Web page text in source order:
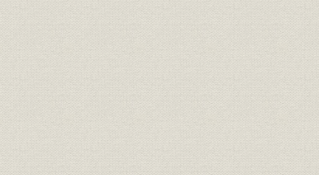
2. 役職から職能資格へ
3. 管理職に先行実施、社長も研修
4. 難航した一般職員の評価づくり
5. 組合、75%の高率で可決
第2節 新年金制度
1. 大量退職に備えなし